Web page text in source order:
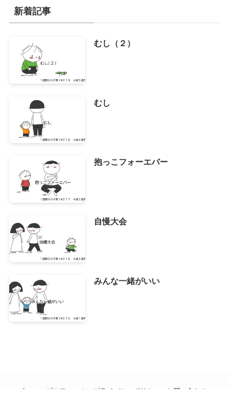
イ
ブ
新着記事
むし（２）
むし
抱っこフォーエバー
自慢大会
みんな一緒がいい
home プロフィール プライバシーポリシー お問い合わせ